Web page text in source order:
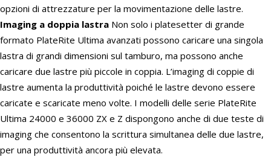
opzioni di attrezzature per la movimentazione delle lastre.
Imaging a doppia lastra Non solo i platesetter di grande
formato PlateRite Ultima avanzati possono caricare una singola
lastra di grandi dimensioni sul tamburo, ma possono anche
caricare due lastre più piccole in coppia. L’imaging di coppie di
lastre aumenta la produttività poiché le lastre devono essere
caricate e scaricate meno volte. I modelli delle serie PlateRite
Ultima 24000 e 36000 ZX e Z dispongono anche di due teste di
imaging che consentono la scrittura simultanea delle due lastre,
per una produttività ancora più elevata.